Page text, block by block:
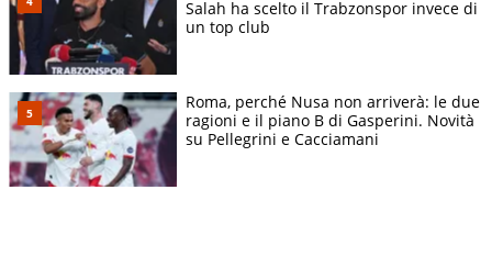
Salah ha scelto il Trabzonspor invece di
un top club
Roma, perché Nusa non arriverà: le due
ragioni e il piano B di Gasperini. Novità
su Pellegrini e Cacciamani